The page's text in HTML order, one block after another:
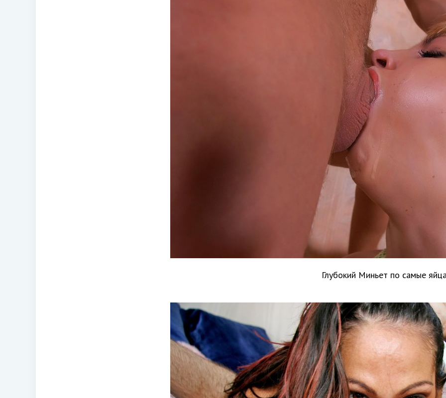
Глубокий Миньет по самые